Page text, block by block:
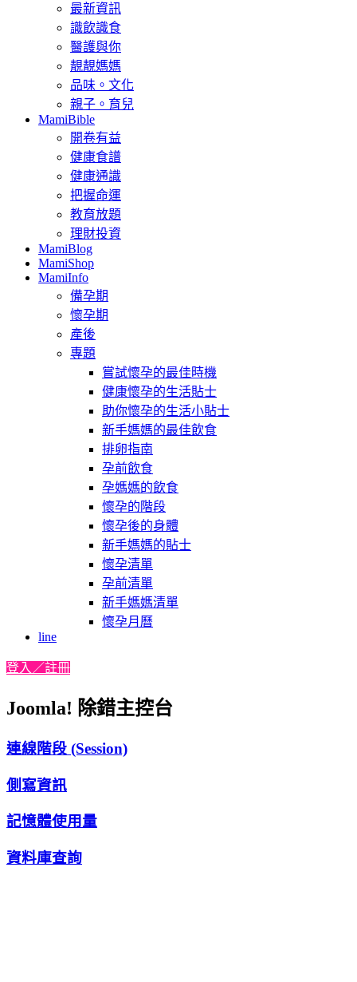
最新資訊
識飲識食
醫護與你
靚靚媽媽
品味。文化
親子。育兒
MamiBible
開卷有益
健康食譜
健康通識
把握命運
教育放題
理財投資
MamiBlog
MamiShop
MamiInfo
備孕期
懷孕期
產後
專題
嘗試懷孕的最佳時機
健康懷孕的生活貼士
助你懷孕的生活小貼士
新手媽媽的最佳飲食
排卵指南
孕前飲食
孕媽媽的飲食
懷孕的階段
懷孕後的身體
新手媽媽的貼士
懷孕清單
孕前清單
新手媽媽清單
懷孕月曆
line
登入／註冊
Joomla! 除錯主控台
連線階段 (Session)
側寫資訊
記憶體使用量
資料庫查詢